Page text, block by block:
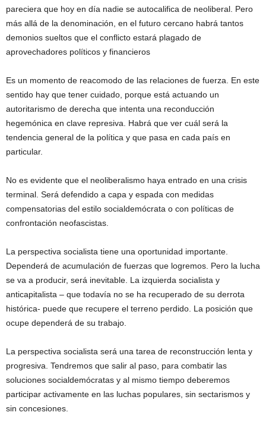
pareciera que hoy en día nadie se autocalifica de neoliberal. Pero
más allá de la denominación, en el futuro cercano habrá tantos
demonios sueltos que el conflicto estará plagado de
aprovechadores políticos y financieros
Es un momento de reacomodo de las relaciones de fuerza. En este
sentido hay que tener cuidado, porque está actuando un
autoritarismo de derecha que intenta una reconducción
hegemónica en clave represiva. Habrá que ver cuál será la
tendencia general de la política y que pasa en cada país en
particular.
No es evidente que el neoliberalismo haya entrado en una crisis
terminal. Será defendido a capa y espada con medidas
compensatorias del estilo socialdemócrata o con políticas de
confrontación neofascistas.
La perspectiva socialista tiene una oportunidad importante.
Dependerá de acumulación de fuerzas que logremos. Pero la lucha
se va a producir, será inevitable. La izquierda socialista y
anticapitalista – que todavía no se ha recuperado de su derrota
histórica- puede que recupere el terreno perdido. La posición que
ocupe dependerá de su trabajo.
La perspectiva socialista será una tarea de reconstrucción lenta y
progresiva. Tendremos que salir al paso, para combatir las
soluciones socialdemócratas y al mismo tiempo deberemos
participar activamente en las luchas populares, sin sectarismos y
sin concesiones.